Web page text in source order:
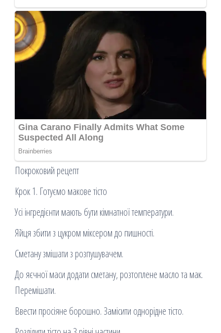
Покроковий рецепт
Крок 1. Готуємо макове тісто
Усі інгредієнти мають бути кімнатної температури.
Яйця збити з цукром міксером до пишності.
Сметану змішати з розпушувачем.
До яєчної маси додати сметану, розтоплене масло та мак.
Перемішати.
Ввести просіяне борошно. Замісити однорідне тісто.